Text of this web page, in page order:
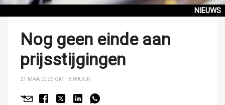
NIEUWS
Nog geen einde aan
prijsstijgingen
21 MAA 2025 OM 18:09UUR